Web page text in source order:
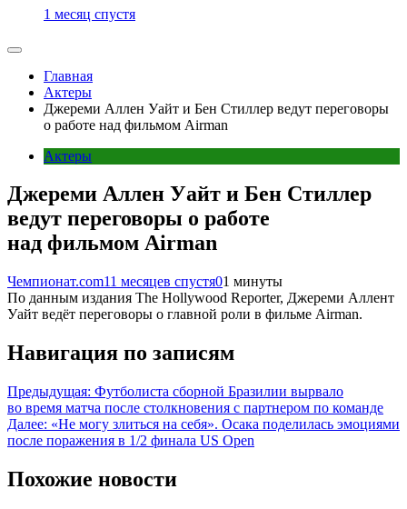
1 месяц спустя
Главная
Актеры
Джереми Аллен Уайт и Бен Стиллер ведут переговоры
о работе над фильмом Airman
Актеры
Джереми Аллен Уайт и Бен Стиллер
ведут переговоры о работе
над фильмом Airman
Чемпионат.com11 месяцев спустя01 минуты
По данным издания The Hollywood Reporter, Джереми Аллент
Уайт ведёт переговоры о главной роли в фильме Airman.
Навигация по записям
Предыдущая: Футболиста сборной Бразилии вырвало
во время матча после столкновения с партнером по команде
Далее: «Не могу злиться на себя». Осака поделилась эмоциями
после поражения в 1/2 финала US Open
Похожие новости